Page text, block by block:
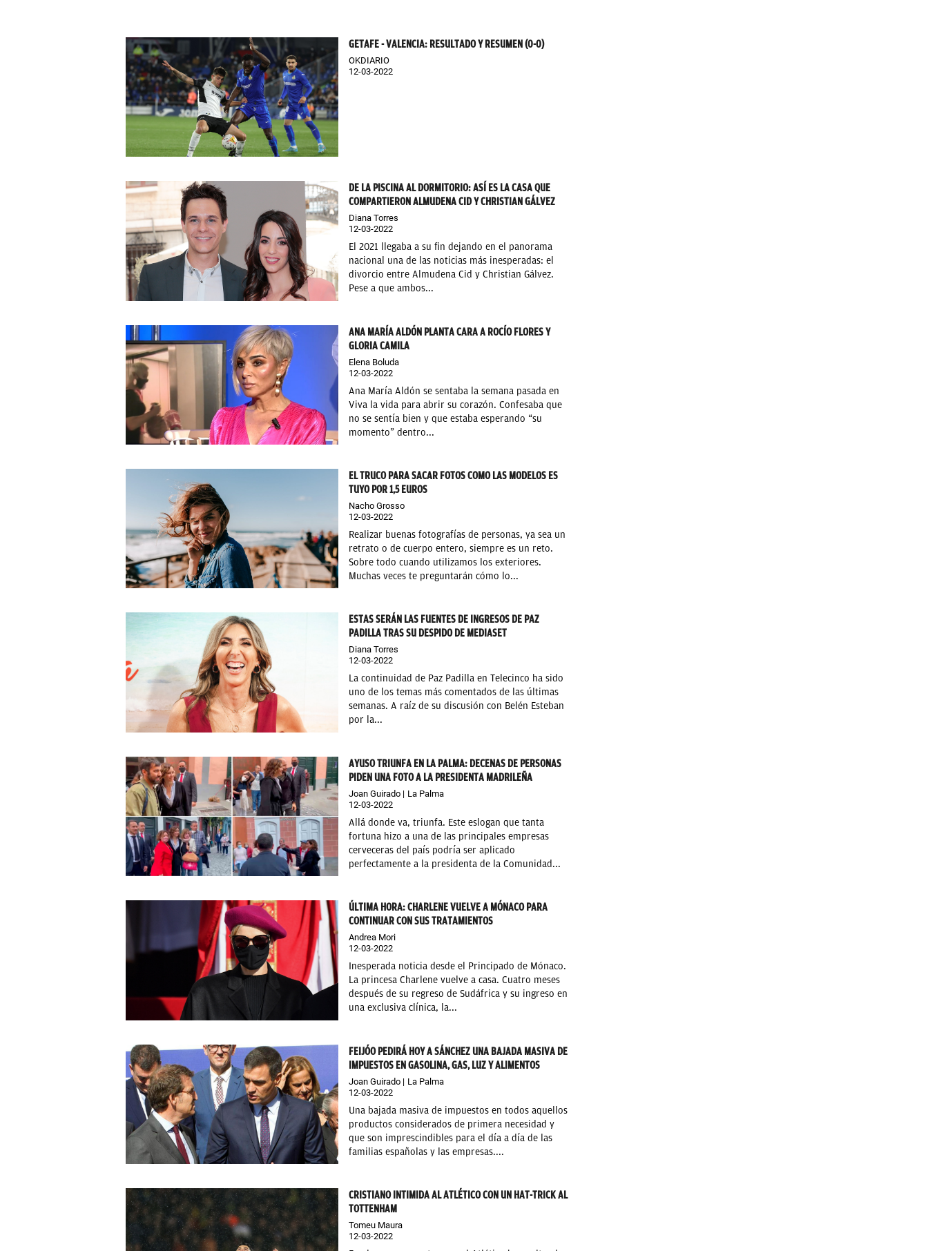
GETAFE - VALENCIA: RESULTADO Y RESUMEN (0-0)
OKDIARIO
12-03-2022
DE LA PISCINA AL DORMITORIO: ASÍ ES LA CASA QUE
COMPARTIERON ALMUDENA CID Y CHRISTIAN GÁLVEZ
Diana Torres
12-03-2022
El 2021 llegaba a su fin dejando en el panorama
nacional una de las noticias más inesperadas: el
divorcio entre Almudena Cid y Christian Gálvez.
Pese a que ambos...
ANA MARÍA ALDÓN PLANTA CARA A ROCÍO FLORES Y
GLORIA CAMILA
Elena Boluda
12-03-2022
Ana María Aldón se sentaba la semana pasada en
Viva la vida para abrir su corazón. Confesaba que
no se sentía bien y que estaba esperando “su
momento” dentro...
EL TRUCO PARA SACAR FOTOS COMO LAS MODELOS ES
TUYO POR 1,5 EUROS
Nacho Grosso
12-03-2022
Realizar buenas fotografías de personas, ya sea un
retrato o de cuerpo entero, siempre es un reto.
Sobre todo cuando utilizamos los exteriores.
Muchas veces te preguntarán cómo lo...
ESTAS SERÁN LAS FUENTES DE INGRESOS DE PAZ
PADILLA TRAS SU DESPIDO DE MEDIASET
Diana Torres
12-03-2022
La continuidad de Paz Padilla en Telecinco ha sido
uno de los temas más comentados de las últimas
semanas. A raíz de su discusión con Belén Esteban
por la...
AYUSO TRIUNFA EN LA PALMA: DECENAS DE PERSONAS
PIDEN UNA FOTO A LA PRESIDENTA MADRILEÑA
Joan Guirado
La Palma
12-03-2022
Allá donde va, triunfa. Este eslogan que tanta
fortuna hizo a una de las principales empresas
cerveceras del país podría ser aplicado
perfectamente a la presidenta de la Comunidad...
ÚLTIMA HORA: CHARLENE VUELVE A MÓNACO PARA
CONTINUAR CON SUS TRATAMIENTOS
Andrea Mori
12-03-2022
Inesperada noticia desde el Principado de Mónaco.
La princesa Charlene vuelve a casa. Cuatro meses
después de su regreso de Sudáfrica y su ingreso en
una exclusiva clínica, la...
FEIJÓO PEDIRÁ HOY A SÁNCHEZ UNA BAJADA MASIVA DE
IMPUESTOS EN GASOLINA, GAS, LUZ Y ALIMENTOS
Joan Guirado
La Palma
12-03-2022
Una bajada masiva de impuestos en todos aquellos
productos considerados de primera necesidad y
que son imprescindibles para el día a día de las
familias españolas y las empresas....
CRISTIANO INTIMIDA AL ATLÉTICO CON UN HAT-TRICK AL
TOTTENHAM
Tomeu Maura
12-03-2022